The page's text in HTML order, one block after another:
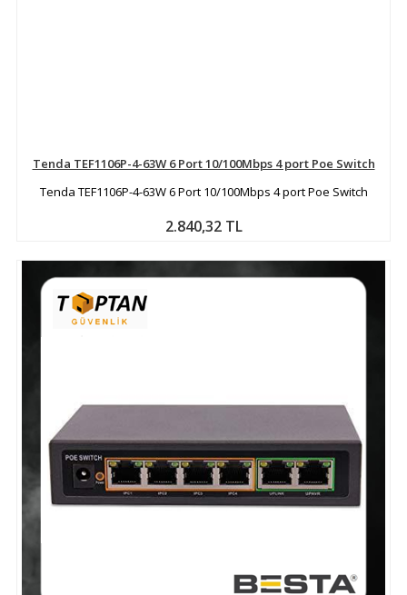
Tenda TEF1106P-4-63W 6 Port 10/100Mbps 4 port Poe Switch
Tenda TEF1106P-4-63W 6 Port 10/100Mbps 4 port Poe Switch
2.840,32 TL